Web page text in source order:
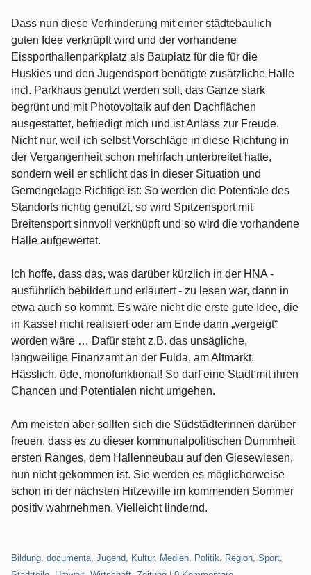
Dass nun diese Verhinderung mit einer städtebaulich
guten Idee verknüpft wird und der vorhandene
Eissporthallenparkplatz als Bauplatz für die für die
Huskies und den Jugendsport benötigte zusätzliche Halle
incl. Parkhaus genutzt werden soll, das Ganze stark
begrünt und mit Photovoltaik auf den Dachflächen
ausgestattet, befriedigt mich und ist Anlass zur Freude.
Nicht nur, weil ich selbst Vorschläge in diese Richtung in
der Vergangenheit schon mehrfach unterbreitet hatte,
sondern weil er schlicht das in dieser Situation und
Gemengelage Richtige ist: So werden die Potentiale des
Standorts richtig genutzt, so wird Spitzensport mit
Breitensport sinnvoll verknüpft und so wird die vorhandene
Halle aufgewertet.
Ich hoffe, dass das, was darüber kürzlich in der HNA -
ausführlich bebildert und erläutert - zu lesen war, dann in
etwa auch so kommt. Es wäre nicht die erste gute Idee, die
in Kassel nicht realisiert oder am Ende dann „vergeigt“
worden wäre … Dafür steht z.B. das unsägliche,
langweilige Finanzamt an der Fulda, am Altmarkt.
Hässlich, öde, monofunktional! So darf eine Stadt mit ihren
Chancen und Potentialen nicht umgehen.
Am meisten aber sollten sich die Südstädterinnen darüber
freuen, dass es zu dieser kommunalpolitischen Dummheit
ersten Ranges, dem Hallenneubau auf den Giesewiesen,
nun nicht gekommen ist. Sie werden es möglicherweise
schon in der nächsten Hitzewille im kommenden Sommer
positiv wahrnehmen. Vielleicht lindernd.
Kategorien:
Bildung documenta Jugend Kultur, Medien Politik Region Sport